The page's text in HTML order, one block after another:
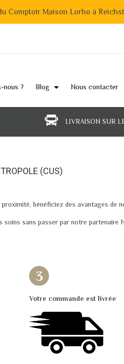
Comptoir Maison Lorho à
nous ? Blog Nous contacter
LIVRAISON SUR
(CUS)
bénéficiez des avantages de
sans passer par notre partenaire
Votre commande est livrée